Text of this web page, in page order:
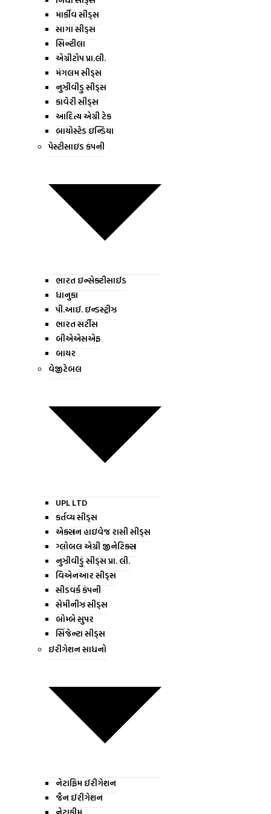
માર્કીવ સીડ્સ
સાગા સીડ્સ
સિન્ટીલા
એગ્રીટોપ પ્રા.લી.
મંગલમ સીડ્સ
નુઝીવીડુ સીડ્સ
કાવેરી સીડ્સ
આદિત્ય એગ્રી ટેક
બાયોસ્ટેડ ઇન્ડિયા
પેસ્ટીસાઇડ કંપની
ભારત ઇન્સેક્ટીસાઈડ
ધાનુકા
પી.આઈ. ઇન્ડસ્ટ્રીઝ
ભારત સર્ટીસ
બીએએસએફ
બાયર
વેજીટેબલ
UPL LTD
કર્તવ્ય સીડ્સ
એક્સન હાઇવેજ રાસી સીડ્સ
ગ્લોબલ એગ્રી જીનેટિક્સ
નુઝીવીડું સીડ્સ પ્રા. લી.
વિએનઆર સીડ્સ
સીડવર્ક કંપની
સેમીનીઝ સીડ્સ
બોમ્બે સુપર
સિંજેન્ટા સીડ્સ
ઇરીગેશન સાધનો
નેટાફિમ ઈરીગેશન
જૈન ઈરીગેશન
k
m